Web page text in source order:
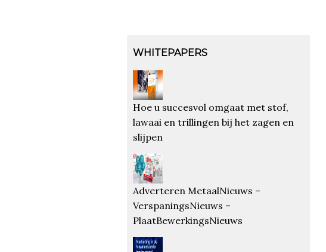
WHITEPAPERS
Hoe u succesvol omgaat met stof,
lawaai en trillingen bij het zagen en
slijpen
Adverteren MetaalNieuws –
VerspaningsNieuws –
PlaatBewerkingsNieuws